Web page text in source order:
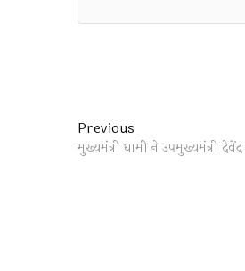
Post
navigation
Previous
post:
मुख्यमंत्री धामी ने उपमुख्यमंत्री